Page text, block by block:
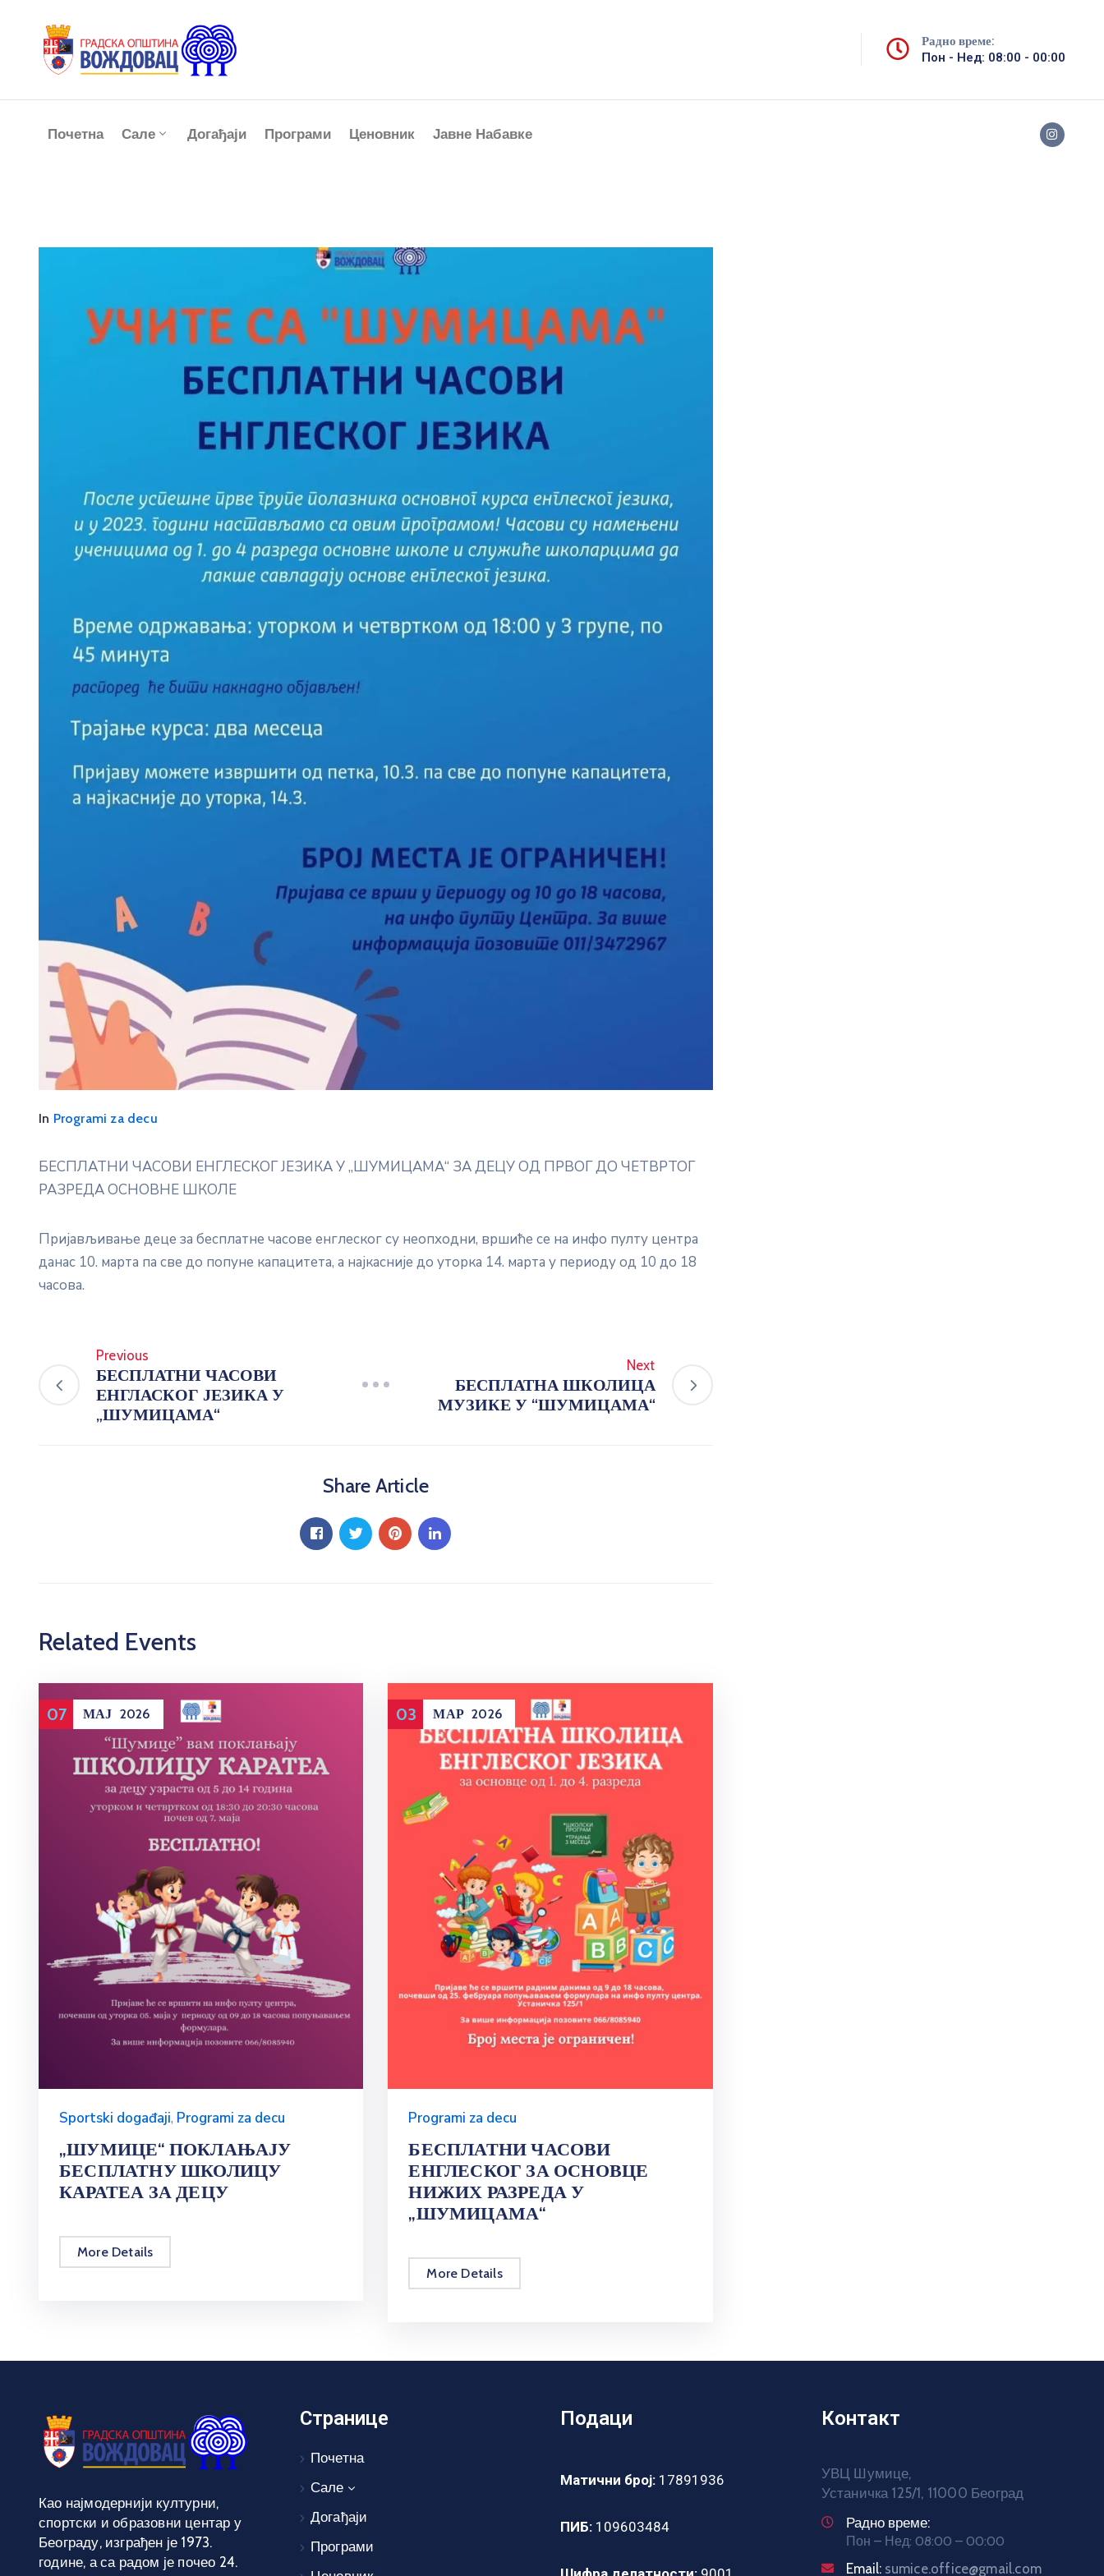
Радно време:
Пон - Нед: 08:00 - 00:00
Почетна Сале Догађаји Програми Ценовник Јавне Набавке
In Programi za decu
БЕСПЛАТНИ ЧАСОВИ ЕНГЛЕСКОГ ЈЕЗИКА У „ШУМИЦАМА“ ЗА ДЕЦУ ОД ПРВОГ ДО ЧЕТВРТОГ
РАЗРЕДА ОСНОВНЕ ШКОЛЕ
Пријављивање деце за бесплатне часове енглеског су неопходни, вршиће се на инфо пулту центра
данас 10. марта па све до попуне капацитета, а најкасније до уторка 14. марта у периоду од 10 до 18
часова.
Previous
БЕСПЛАТНИ ЧАСОВИ
ЕНГЛАСКОГ ЈЕЗИКА У
„ШУМИЦАМА“
Next
БЕСПЛАТНА ШКОЛИЦА
МУЗИКЕ У “ШУМИЦАМА“
Share Article
Related Events
07 МАЈ 2026
Sportski događaji, Programi za decu
„ШУМИЦЕ“ ПОКЛАЊАЈУ
БЕСПЛАТНУ ШКОЛИЦУ
КАРАТЕА ЗА ДЕЦУ
More Details
03 МАР 2026
Programi za decu
БЕСПЛАТНИ ЧАСОВИ
ЕНГЛЕСКОГ ЗА ОСНОВЦЕ
НИЖИХ РАЗРЕДА У
„ШУМИЦАМА“
More Details
Као најмодернији културни,
спортски и образовни центар у
Београду, изграђен је 1973.
године, а са радом је почео 24.
Странице
Почетна
Сале
Догађаји
Програми
Подаци
Матични број: 17891936
ПИБ: 109603484
Контакт
УВЦ Шумице,
Устаничка 125/1, 11000 Београд
Радно време:
Пон – Нед: 08:00 – 00:00
Email: sumice.office@gmail.com